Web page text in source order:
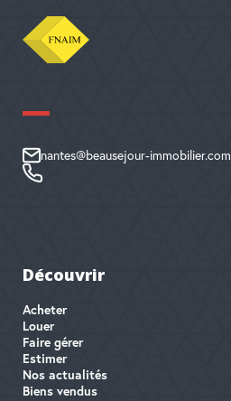
nantes@beausejour-immobilier.com
Découvrir
Acheter
Louer
Faire gérer
Estimer
Nos actualités
Biens vendus